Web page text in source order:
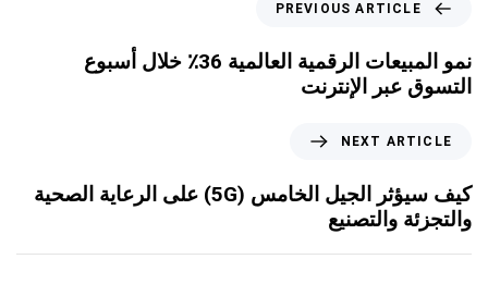
PREVIOUS ARTICLE
نمو المبيعات الرقمية العالمية 36٪ خلال أسبوع
التسوق عبر الإنترنت
NEXT ARTICLE
كيف سيؤثر الجيل الخامس (5G) على الرعاية الصحية
والتجزئة والتصنيع